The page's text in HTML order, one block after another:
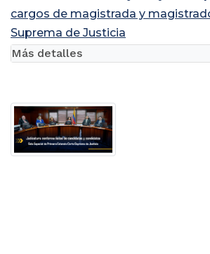
cargos de magistrada y
Suprema de Justicia
Más detalles